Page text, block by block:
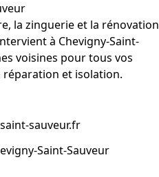
la zinguerie et la rénovation
à Chevigny-Saint-
voisines pour tous vos
et isolation.
sauveur.fr
Saint-Sauveur